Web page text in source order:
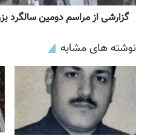
گزارشی از مراسم دومین
نوشته های مشابه